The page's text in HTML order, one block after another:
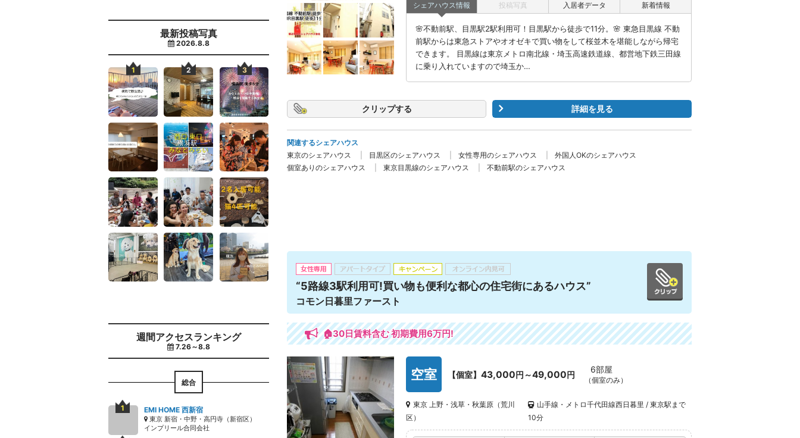
最新投稿写真
2026.8.8
週間アクセスランキング
7.26～8.8
総合
EMI HOME 西新宿
東京 新宿・中野・高円寺（新宿区）
インプリール合同会社
シェアハウス情報
🌸不動前駅、目黒駅2駅利用可！目黒駅から徒歩で11分。🌸 東急目黒線 不動
前駅からは東急ストアやオオゼキで買い物をして桜並木を堪能しながら帰宅
できます。 目黒線は東京メトロ南北線・埼玉高速鉄道線、都営地下鉄三田線
に乗り入れていますので埼玉か…
投稿写真 入居者データ 新着情報
クリップ 詳細を見る
関連するシェアハウス
東京のシェアハウス
目黒区のシェアハウス 女性専用のシェアハウス
外国人OKのシェアハウス
個室ありのシェアハウス
東京目黒線のシェアハウス 不動前駅のシェアハウス
“5路線3駅利用可!買い物も便利な都心の住宅街にあるハウス”
コモン日暮里ファースト
🏠30日賃料含む 初期費用6万円!
空室 【個室】 43,000円～49,000円 6部屋
（個室のみ）
東京 上野・浅草・秋葉原（荒川
区）
山手線・メトロ千代田線西日暮里 / 東京駅まで
10分